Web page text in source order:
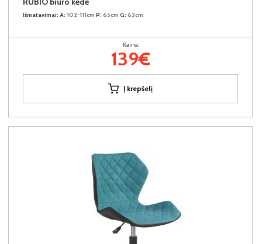
Išmatavimai: A: 102-111cm P: 65cm G: 63cm
Kaina:
139€
Į krepšelį